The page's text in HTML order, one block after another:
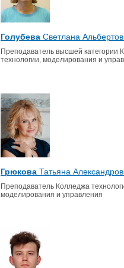
Голубева Светлана
Преподаватель высшей категории
технологии, моделирования и
Грюкова Татьяна
Преподаватель Колледжа
моделирования и управления